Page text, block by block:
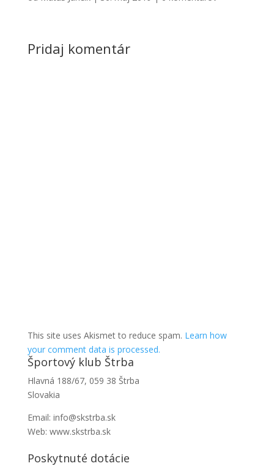
Pridaj komentár
This site uses Akismet to reduce spam. Learn how
your comment data is processed.
Športový klub Štrba
Hlavná 188/67, 059 38 Štrba
Slovakia
Email: info@skstrba.sk
Web: www.skstrba.sk
Poskytnuté dotácie